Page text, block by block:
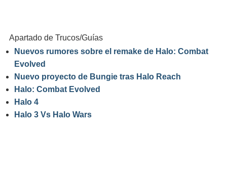
Apartado de Trucos/Guías
Nuevos rumores sobre el remake de Halo: Combat
Evolved
Nuevo proyecto de Bungie tras Halo Reach
Halo: Combat Evolved
Halo 4
Halo 3 Vs Halo Wars